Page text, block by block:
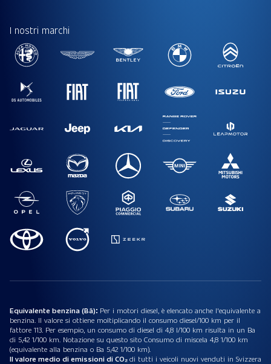
I nostri marchi
Equivalente benzina (Bä): Per i motori diesel, è elencato anche l'equivalente a
benzina. Il valore si ottiene moltiplicando il consumo diesel/100 km per il
fattore 113. Per esempio, un consumo di diesel di 4,8 l/100 km risulta in un Ba
di 5,42 1/100 km. Notazione su questo sito Consumo di miscela 4,8 1/100 km
(equivalente alla benzina o Ba 5,42 1/100 km).
Il valore medio di emissioni di CO₂di tutti i veicoli nuovi venduti in Svizzera